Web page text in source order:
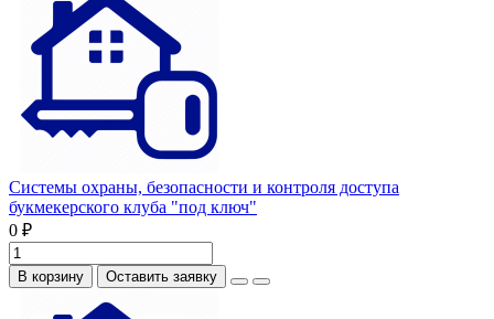
Системы охраны, безопасности и контроля доступа
букмекерского клуба "под ключ"
0 ₽
В корзину Оставить заявку